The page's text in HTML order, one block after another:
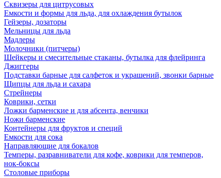
Сквизеры для цитрусовых
Емкости и формы для льда, для охлаждения бутылок
Гейзеры, дозаторы
Мельницы для льда
Мадлеры
Молочники (питчеры)
Шейкеры и смесительные стаканы, бутылка для флейринга
Джиггеры
Подставки барные для салфеток и украшений, звонки барные
Щипцы для льда и сахара
Стрейнеры
Коврики, сетки
Ложки барменские и для абсента, венчики
Ножи барменские
Контейнеры для фруктов и специй
Емкости для сока
Направляющие для бокалов
Темперы, разравниватели для кофе, коврики для темперов,
нок-боксы
Столовые приборы